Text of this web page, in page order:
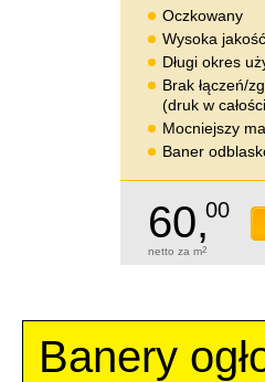
Oczkowany
Wysoka
Długi okres
Brak łączeń/
(druk w
Mocniejszy
Baner
60,00
netto za m2
Banery